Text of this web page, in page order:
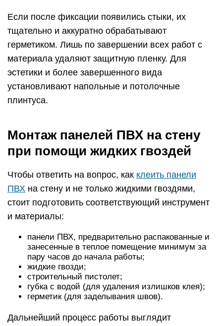
Если после фиксации появились стыки, их
тщательно и аккуратно обрабатывают
герметиком. Лишь по завершении всех работ с
материала удаляют защитную пленку. Для
эстетики и более завершенного вида
установливают напольные и потолочные
плинтуса.
Монтаж панелей ПВХ на стену
при помощи жидких гвоздей
Чтобы ответить на вопрос, как клеить панели
ПВХ на стену и не только жидкими гвоздями,
стоит подготовить соответствующий инструмент
и материалы:
панели ПВХ, предварительно распакованные и
занесенные в теплое помещение минимум за
пару часов до начала работы;
жидкие гвозди;
строительный пистолет;
губка с водой (для удаления излишков клея);
герметик (для заделывания швов).
Дальнейший процесс работы выглядит